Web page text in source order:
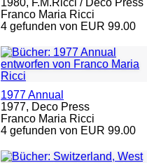
1980, F.M.Ricci / Deco Press
Franco Maria Ricci
4 gefunden von EUR 99.00
1977 Annual
1977, Deco Press
Franco Maria Ricci
4 gefunden von EUR 99.00